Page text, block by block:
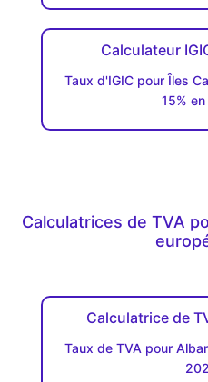
Calculateur
Taux d'IGIC pour Îles
15%
Calculatrices de TVA
Calculatrice de
Taux de TVA pour